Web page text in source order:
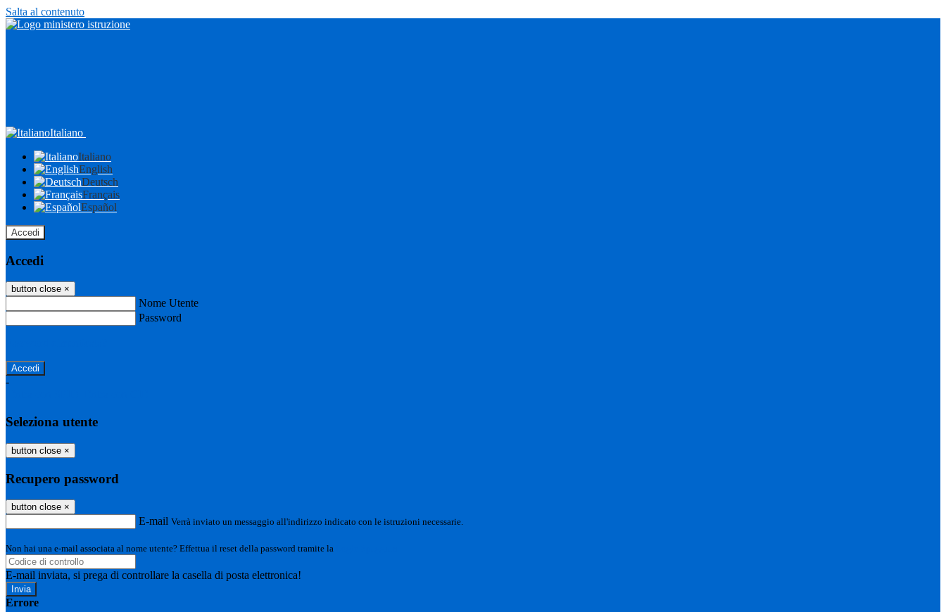
Salta al contenuto
Italiano
Italiano
English
Deutsch
Français
Español
Accedi
Accedi
button close ×
Nome Utente
Password
-
Seleziona utente
button close ×
Recupero password
button close ×
E-mail Verrà inviato un messaggio all'indirizzo indicato con le istruzioni necessarie.
Non hai una e-mail associata al nome utente? Effettua il reset della password tramite la
E-mail inviata, si prega di controllare la casella di posta elettronica!
Errore